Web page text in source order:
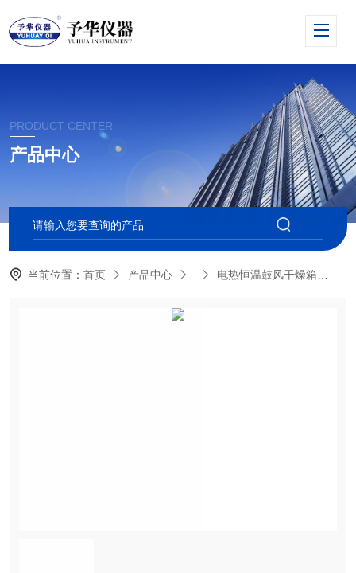
PRODUCT CENTER
产品中心
当前位置：首页 产品中心 电热恒温鼓风干燥箱